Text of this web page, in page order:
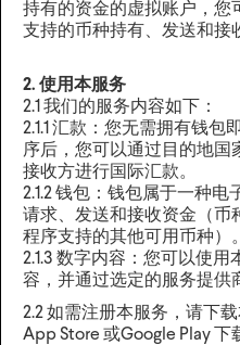
持有的资金的虚拟账户，您
支持的币种持有、发送和接
2. 使用本服务
2.1 我们的服务内容如下：
2.1.1 汇款：您无需拥有钱
序后，您可以通过目的地国
接收方进行国际汇款。
2.1.2 钱包：钱包属于一种电
请求、发送和接收资金（币
程序支持的其他可用币种）。
2.1.3 数字内容：您可以使
容，并通过选定的服务提供
2.2 如需注册本服务，请下
App Store 或Google Play 下